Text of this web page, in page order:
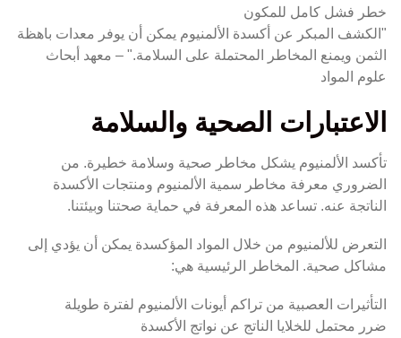
خطر فشل كامل للمكون
"الكشف المبكر عن أكسدة الألمنيوم يمكن أن يوفر معدات باهظة
الثمن ويمنع المخاطر المحتملة على السلامة." – معهد أبحاث
علوم المواد
الاعتبارات الصحية والسلامة
تأكسد الألمنيوم يشكل مخاطر صحية وسلامة خطيرة. من
الضروري معرفة مخاطر سمية الألمنيوم ومنتجات الأكسدة
الناتجة عنه. تساعد هذه المعرفة في حماية صحتنا وبيئتنا.
التعرض للألمنيوم من خلال المواد المؤكسدة يمكن أن يؤدي إلى
مشاكل صحية. المخاطر الرئيسية هي:
التأثيرات العصبية من تراكم أيونات الألمنيوم لفترة طويلة
ضرر محتمل للخلايا الناتج عن نواتج الأكسدة